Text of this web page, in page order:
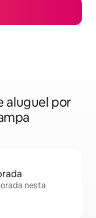
aluguel por
nesta